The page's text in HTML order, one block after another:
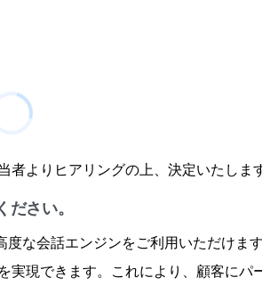
よりヒアリングの上、決定いたしま
さい。
な会話エンジンをご利用いただけま
現できます。これにより、顧客にパ